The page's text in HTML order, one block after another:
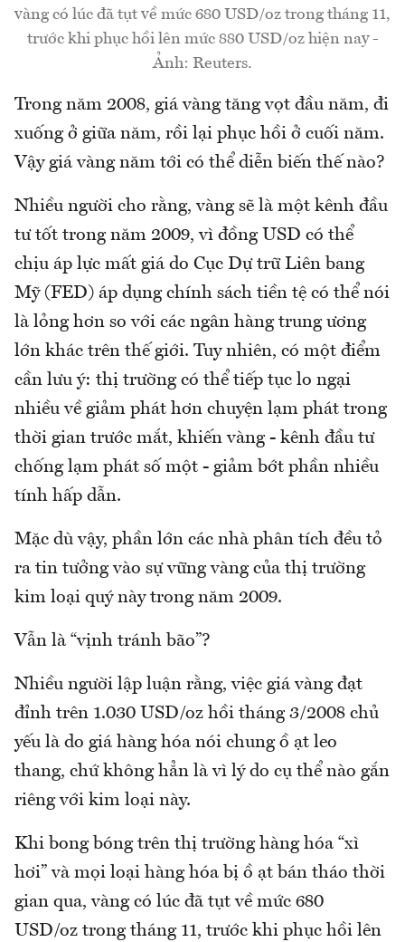
vàng có lúc đã tụt về mức 680 USD/oz trong tháng 11,
trước khi phục hồi lên mức 880 USD/oz hiện nay -
Ảnh: Reuters.
Trong năm 2008, giá vàng tăng vọt đầu năm, đi
xuống ở giữa năm, rồi lại phục hồi ở cuối năm.
Vậy giá vàng năm tới có thể diễn biến thế nào?
Nhiều người cho rằng, vàng sẽ là một kênh đầu
tư tốt trong năm 2009, vì đồng USD có thể
chịu áp lực mất giá do Cục Dự trữ Liên bang
Mỹ (FED) áp dụng chính sách tiền tệ có thể nói
là lỏng hơn so với các ngân hàng trung ương
lớn khác trên thế giới. Tuy nhiên, có một điểm
cần lưu ý: thị trường có thể tiếp tục lo ngại
nhiều về giảm phát hơn chuyện lạm phát trong
thời gian trước mắt, khiến vàng - kênh đầu tư
chống lạm phát số một - giảm bớt phần nhiều
tính hấp dẫn.
Mặc dù vậy, phần lớn các nhà phân tích đều tỏ
ra tin tưởng vào sự vững vàng của thị trường
kim loại quý này trong năm 2009.
Vẫn là “vịnh tránh bão”?
Nhiều người lập luận rằng, việc giá vàng đạt
đỉnh trên 1.030 USD/oz hồi tháng 3/2008 chủ
yếu là do giá hàng hóa nói chung ồ ạt leo
thang, chứ không hẳn là vì lý do cụ thể nào gắn
riêng với kim loại này.
Khi bong bóng trên thị trường hàng hóa “xì
hơi” và mọi loại hàng hóa bị ồ ạt bán tháo thời
gian qua, vàng có lúc đã tụt về mức 680
USD/oz trong tháng 11, trước khi phục hồi lên